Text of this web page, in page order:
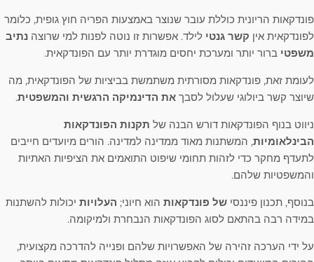
פונדקאות הריונית כוללת עובר שנוצר באמצעות הפריה חוץ גופית, כלומר
לפונדקאית אין קשר גנטי לילד. אפשרות זו נוטה לפנות למי שרוצה נתיב
משפטי ברור יותר ומערכת יחסים מוגדרת יותר עם הפונדקאית.
לעומת זאת, פונדקאות מסורתית משתמשת בביציות של הפונדקאית, מה
שיוצר קשר ביולוגי שעלול לסבך את הדינמיקה הרגשית והמשפטית.
ניווט בנוף הפונדקאות דורש הבנה של תקנות הפונדקאות
הבינלאומיות, המשתנות מאוד ממדינה למדינה. הורים מיועדים חייבים
לתעדף מחקר כדי לזהות תחומי שיפוט התואמים את הציפיות האתיות
והמשפטיות שלהם.
בנוסף, תכנון פיננסי של פונדקאות הוא חיוני; העלויות יכולות להשתנות
במידה רבה בהתאם לסוג הפונדקאות הנבחרת ולמיקומה.
על ידי הערכה זהירה של האפשרויות שלהם ופנייה להדרכה מקצועית,